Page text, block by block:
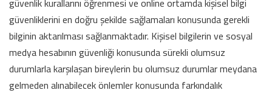
güvenliklerini en doğru şekilde sağlamaları konusunda gerekli
bilginin aktarılması sağlanmaktadır. Kişisel bilgilerin ve sosyal
medya hesabının güvenliği konusunda sürekli olumsuz
durumlarla karşılaşan bireylerin bu olumsuz durumlar meydana
gelmeden alınabilecek önlemler konusunda farkındalık